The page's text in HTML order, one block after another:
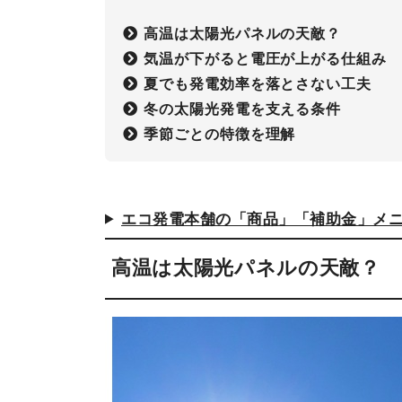
高温は太陽光パネルの天敵？
気温が下がると電圧が上がる仕組み
夏でも発電効率を落とさない工夫
冬の太陽光発電を支える条件
季節ごとの特徴を理解
エコ発電本舗の「商品」「補助金」メ
高温は太陽光パネルの天敵？